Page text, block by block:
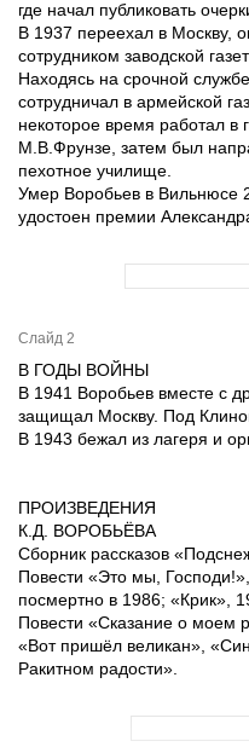
где начал публиковать
В 1937 переехал в Москву,
сотрудником заводской
Находясь на срочной
сотрудничал в армейской
некоторое время работал в
М.В.Фрунзе, затем был
пехотное училище.
Умер Воробьев в Вильнюсе
удостоен премии
Слайд 2
В ГОДЫ ВОЙНЫ
В 1941 Воробьев вместе с
защищал Москву. Под
В 1943 бежал из лагеря и
ПРОИЗВЕДЕНИЯ
К.Д. ВОРОБЬЁВА
Сборник рассказов
Повести «Это мы,
посмертно в 1986; «Крик»,
Повести «Сказание о моем
«Вот пришёл великан»,
Ракитном радости».